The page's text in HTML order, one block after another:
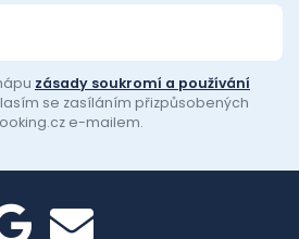
zásady soukromí a používání
se zasíláním přizpůsobených
e-mailem.